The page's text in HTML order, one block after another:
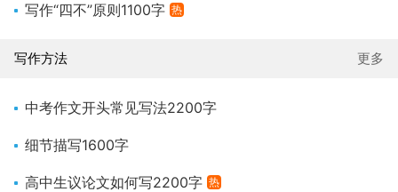
写作“四不”原则1100字 热
写作方法 更多
中考作文开头常见写法2200字
细节描写1600字
高中生议论文如何写2200字 热